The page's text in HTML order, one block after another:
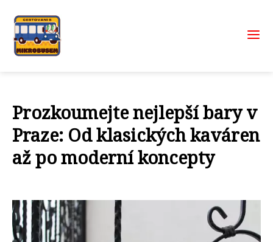
Prozkoumejte nejlepší bary v
Praze: Od klasických kaváren
až po moderní koncepty